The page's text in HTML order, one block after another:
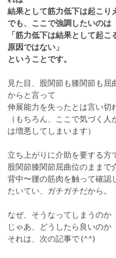
結果として筋力低下は起こり
でも、ここで強調したいのは
「筋力低下は結果として起
原因ではない」
ということです。
見た目、股関節も膝関節も屈
からと言って
伸展能力を失ったとは言い切
（もちろん、ここで気づく
は増悪してしまいます）
立ち上がりに介助を要する方
股関節膝関節屈曲位のままで
背中〜腰の筋肉を触って確認
たいてい、ガチガチだから。
なぜ、そうなってしまうのか
じゃあ、どうしたら良いのか
それは、次の記事で (^^)